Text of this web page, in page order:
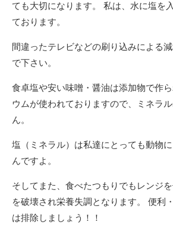
ても大切になります。 私は、水に塩を
ております。
間違ったテレビなどの刷り込みによる
で下さい。
食卓塩や安い味噌・醤油は添加物で作
ウムが使われておりますので、ミネラ
ん。
塩（ミネラル）は私達にとっても動物
んですよ。
そしてまた、食べたつもりでもレンジ
を破壊され栄養失調となります。 便利
は排除しましょう！！